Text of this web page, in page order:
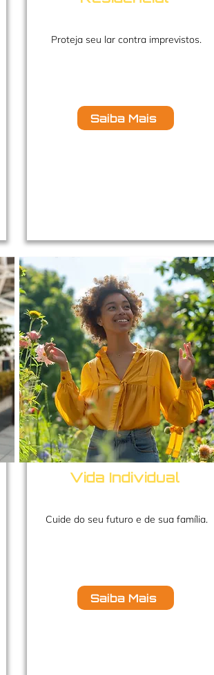
Proteja seu lar contra imprevistos.
Saiba Mais
Vida Individual
Cuide do seu futuro e de sua família.
Saiba Mais